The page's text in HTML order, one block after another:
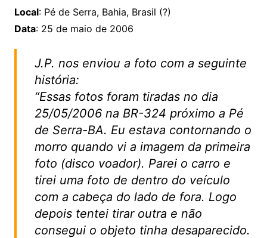
Local: Pé de Serra, Bahia, Brasil (?)
Data: 25 de maio de 2006
J.P. nos enviou a foto com a seguinte
história:
“Essas fotos foram tiradas no dia
25/05/2006 na BR-324 próximo a Pé
de Serra-BA. Eu estava contornando o
morro quando vi a imagem da primeira
foto (disco voador). Parei o carro e
tirei uma foto de dentro do veículo
com a cabeça do lado de fora. Logo
depois tentei tirar outra e não
consegui o objeto tinha desaparecido.